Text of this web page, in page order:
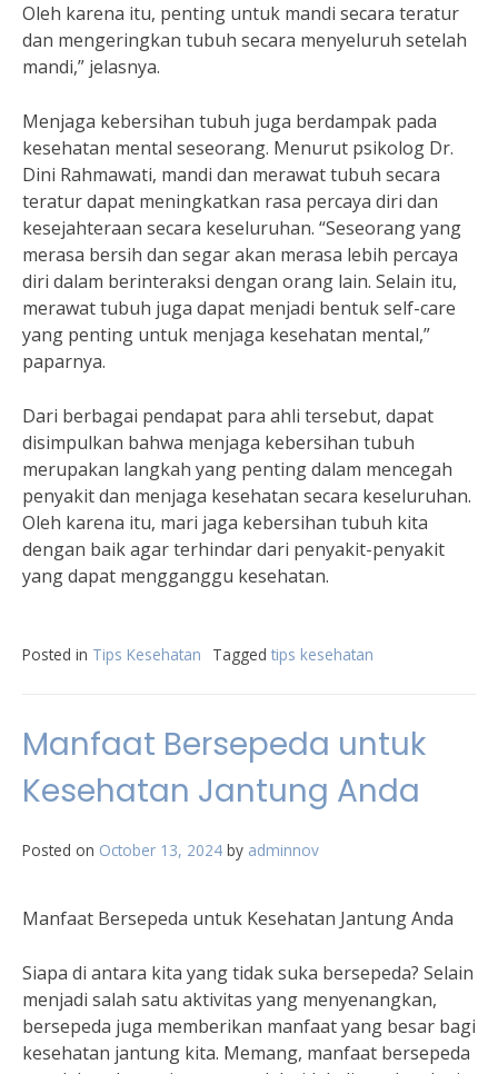
Oleh karena itu, penting untuk mandi secara teratur
dan mengeringkan tubuh secara menyeluruh setelah
mandi,” jelasnya.
Menjaga kebersihan tubuh juga berdampak pada
kesehatan mental seseorang. Menurut psikolog Dr.
Dini Rahmawati, mandi dan merawat tubuh secara
teratur dapat meningkatkan rasa percaya diri dan
kesejahteraan secara keseluruhan. “Seseorang yang
merasa bersih dan segar akan merasa lebih percaya
diri dalam berinteraksi dengan orang lain. Selain itu,
merawat tubuh juga dapat menjadi bentuk self-care
yang penting untuk menjaga kesehatan mental,”
paparnya.
Dari berbagai pendapat para ahli tersebut, dapat
disimpulkan bahwa menjaga kebersihan tubuh
merupakan langkah yang penting dalam mencegah
penyakit dan menjaga kesehatan secara keseluruhan.
Oleh karena itu, mari jaga kebersihan tubuh kita
dengan baik agar terhindar dari penyakit-penyakit
yang dapat mengganggu kesehatan.
Posted in Tips Kesehatan Tagged tips kesehatan
Manfaat Bersepeda untuk
Kesehatan Jantung Anda
Posted on October 13, 2024 by adminnov
Manfaat Bersepeda untuk Kesehatan Jantung Anda
Siapa di antara kita yang tidak suka bersepeda? Selain
menjadi salah satu aktivitas yang menyenangkan,
bersepeda juga memberikan manfaat yang besar bagi
kesehatan jantung kita. Memang, manfaat bersepeda